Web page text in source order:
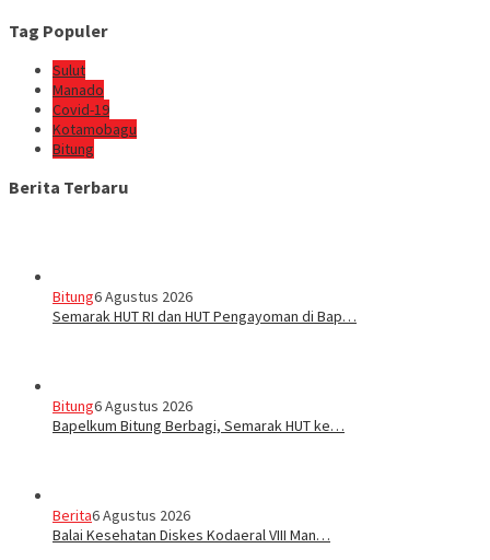
Tag Populer
Sulut
Manado
Covid-19
Kotamobagu
Bitung
Berita Terbaru
Bitung6 Agustus 2026
Semarak HUT RI dan HUT Pengayoman di Bap…
Bitung6 Agustus 2026
‎Bapelkum Bitung Berbagi, Semarak HUT ke…
Berita6 Agustus 2026
Balai Kesehatan Diskes Kodaeral VIII Man…